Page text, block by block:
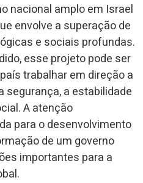
nacional amplo em Israel
envolve a superação de
e sociais profundas.
esse projeto pode ser
trabalhar em direção a
segurança, a estabilidade
A atenção
para o desenvolvimento
de um governo
importantes para a